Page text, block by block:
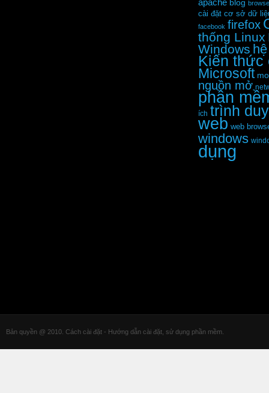
apache blog
cài đặt cơ sở dữ
facebook firefox
thống Linux
Windows
Kiến thức
Microsoft
nguồn mở
phần
ích trình
web web
windows
dụng
Bản quyền @ 2010. Cách cài đặt - Hướng dẫn cài đặt, sử dụng phần mềm.